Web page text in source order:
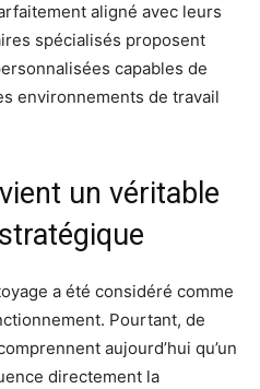
aligné avec leurs
spécialisés proposent
capables de
environnements de travail
un véritable
a été considéré comme
Pourtant, de
aujourd’hui qu’un
directement la